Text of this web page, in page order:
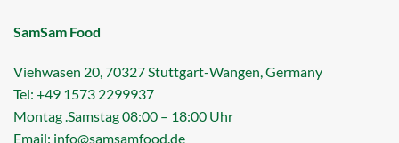
SamSam Food
Viehwasen 20, 70327 Stuttgart-Wangen, Germany
Tel: +49 1573 2299937
Montag .Samstag 08:00 – 18:00 Uhr
Email: info@samsamfood.de